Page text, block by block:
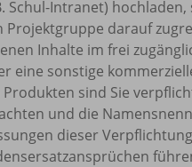
Schul-Intranet)
Projektgruppe darauf
Inhalte im frei
eine sonstige
sind Sie
und die
dieser